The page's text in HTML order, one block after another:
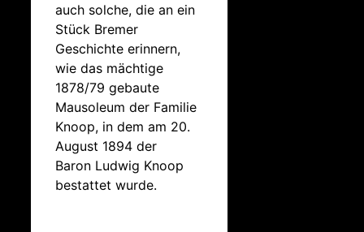
auch solche, die an ein
Stück Bremer
Geschichte erinnern,
wie das mächtige
1878/79 gebaute
Mausoleum der Familie
Knoop, in dem am 20.
August 1894 der
Baron Ludwig Knoop
bestattet wurde.